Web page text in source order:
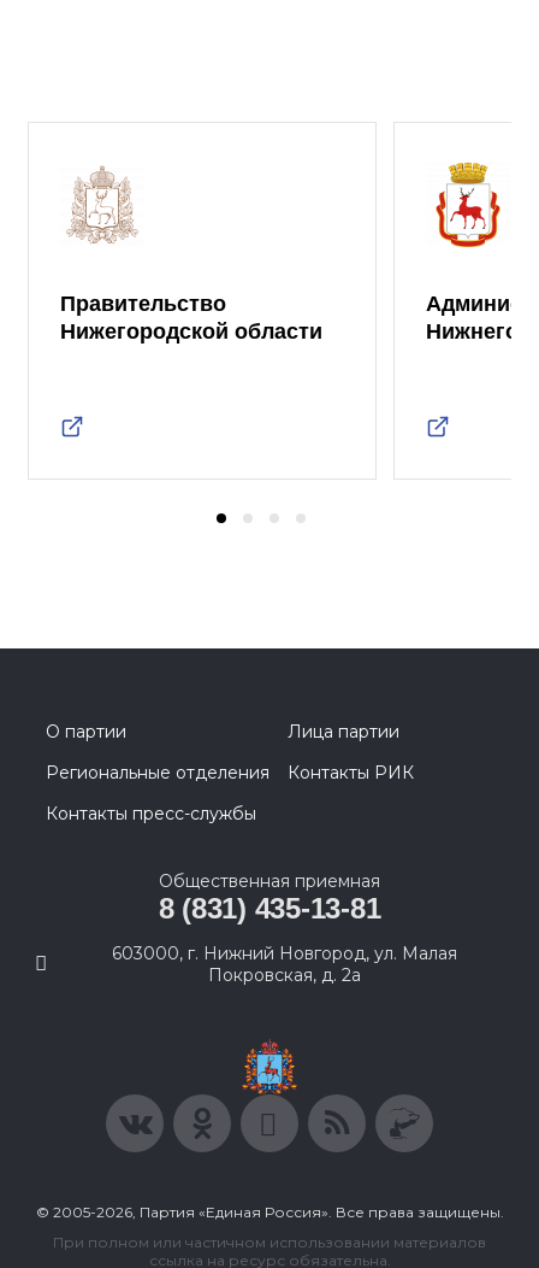
Правительство
Нижегородской области
Нижнего
О партии
Лица партии
Региональные отделения
Контакты РИК
Контакты пресс-службы
Общественная приемная
8 (831) 435-13-81
603000, г. Нижний Новгород, ул. Малая
Покровская, д. 2а
© 2005-2026, Партия «Единая Россия». Все права защищены.
При полном или частичном использовании материалов
ссылка на ресурс обязательна.